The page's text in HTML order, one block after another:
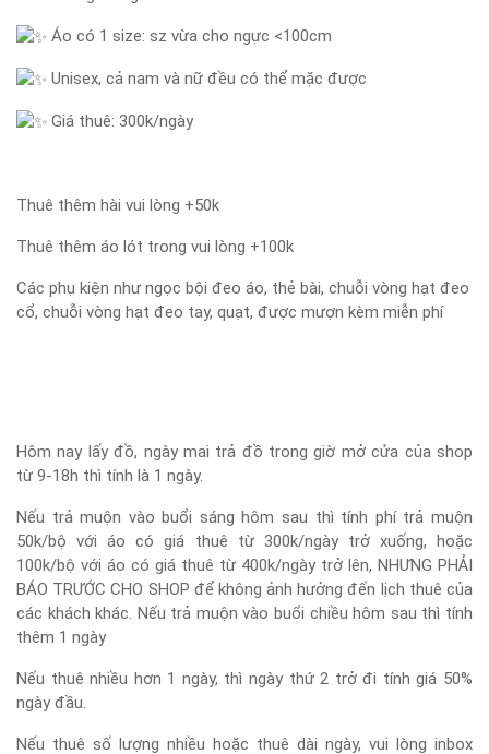
Áo có 1 size: sz vừa cho ngực <100cm
Unisex, cả nam và nữ đều có thể mặc được
Giá thuê: 300k/ngày
Thuê thêm hài vui lòng +50k
Thuê thêm áo lót trong vui lòng +100k
Các phụ kiện như ngọc bội đeo áo, thẻ bài, chuỗi vòng hạt đeo
cổ, chuỗi vòng hạt đeo tay, quạt, được mượn kèm miễn phí
Hôm nay lấy đồ, ngày mai trả đồ trong giờ mở cửa của shop
từ 9-18h thì tính là 1 ngày.
Nếu trả muộn vào buổi sáng hôm sau thì tính phí trả muộn
50k/bộ với áo có giá thuê từ 300k/ngày trở xuống, hoặc
100k/bộ với áo có giá thuê từ 400k/ngày trở lên, NHƯNG PHẢI
BÁO TRƯỚC CHO SHOP để không ảnh hưởng đến lịch thuê của
các khách khác. Nếu trả muộn vào buổi chiều hôm sau thì tính
thêm 1 ngày
Nếu thuê nhiều hơn 1 ngày, thì ngày thứ 2 trở đi tính giá 50%
ngày đầu.
Nếu thuê số lượng nhiều hoặc thuê dài ngày, vui lòng inbox